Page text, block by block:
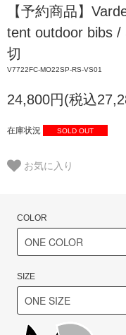
【予約商品】
tent outdoor bibs /
切
V7722FC-MO22SP-RS-VS01
24,800円(税込
在庫状況 SOLD OUT
お気に入り
COLOR
SIZE